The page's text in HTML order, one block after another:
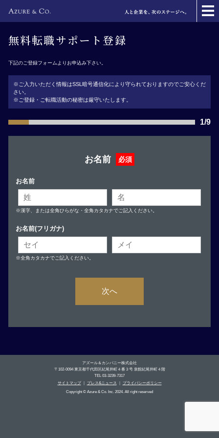
無料転職サポート登録
下記のご登録フォームよりお申込み下さい。
※ご入力いただく情報はSSL暗号通信化により守られておりますのでご安心くだ
さい。
※ご登録・ご転職活動の秘密は厳守いたします。
1/9
お名前 必須
お名前
※漢字、または全角ひらがな・全角カタカナでご記入ください。
お名前(フリガナ)
※全角カタカナでご記入ください。
次へ
アズール＆カンパニー株式会社
〒102-0094 東京都千代田区紀尾井町４番３号 泉館紀尾井町４階
TEL 03-3239-7317
サイトマップ｜ プレス&ニュース
プライバシーポリシー
Copyright © Azure & Co. Inc. 2024. All right reserved